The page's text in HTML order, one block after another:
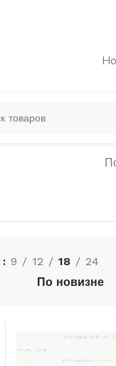
9 12 18 24